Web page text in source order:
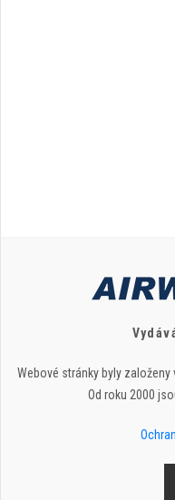
Webové stránky byly založeny
Od roku 2000